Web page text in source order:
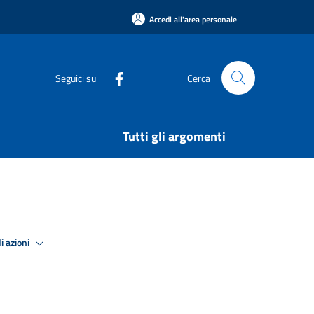
Accedi all'area personale
Seguici su Cerca
Tutti gli argomenti
azioni